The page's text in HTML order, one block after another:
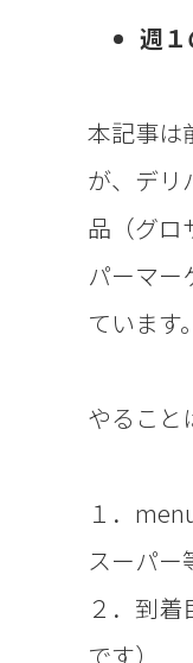
週１
本記事は
が、デリ
品（グロ
パーマー
ています。
やること
１．
スーパー
２．到
です）